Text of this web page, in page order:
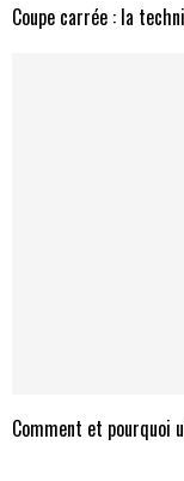
Coupe carrée : la
Comment et pourquoi